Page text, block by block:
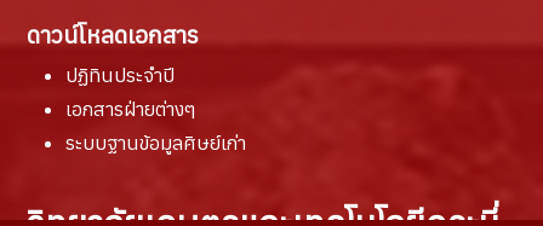
ดาวน์โหลดเอกสาร
ปฏิทินประจำปี
เอกสารฝ่ายต่างๆ
ระบบฐานข้อมูลศิษย์เก่า